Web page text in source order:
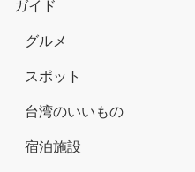
ガイド
グルメ
スポット
台湾のいいもの
宿泊施設